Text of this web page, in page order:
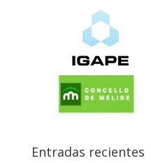
Entradas recientes